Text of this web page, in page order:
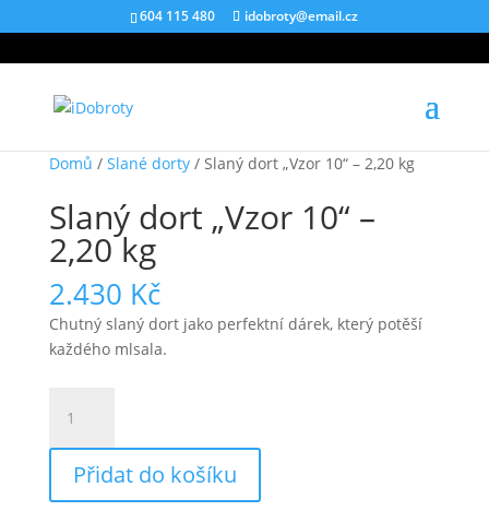
604 115 480 idobroty@email.cz
Domů / Slané dorty/ Slaný dort „Vzor 10“ – 2,20 kg
Slaný dort „Vzor 10“ –
2,20 kg
2.430 Kč
Chutný slaný dort jako perfektní dárek, který potěší
každého mlsala.
dort
"Vzor
-
Přidat do košíku